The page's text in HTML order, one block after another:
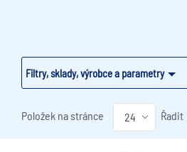
Filtry, sklady, výrobce a parametry
Položek na stránce Řadit